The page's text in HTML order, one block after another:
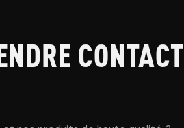
CONTACT